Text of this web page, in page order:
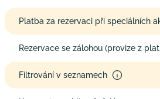
Platba za rezervaci při speciálních
Rezervace se zálohou (provize z
Filtrování v seznamech